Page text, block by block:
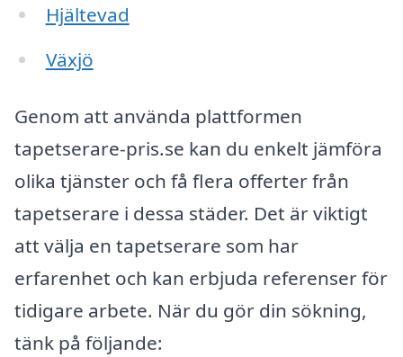
Hjältevad
Växjö
Genom att använda plattformen
tapetserare-pris.se kan du enkelt jämföra
olika tjänster och få flera offerter från
tapetserare i dessa städer. Det är viktigt
att välja en tapetserare som har
erfarenhet och kan erbjuda referenser för
tidigare arbete. När du gör din sökning,
tänk på följande: